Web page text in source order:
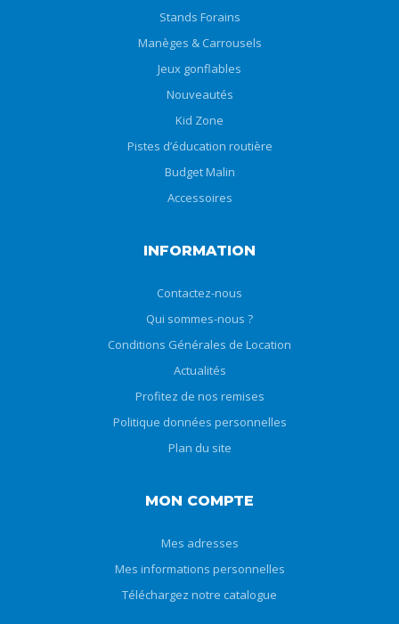
Stands Forains
Manèges & Carrousels
Jeux gonflables
Nouveautés
Kid Zone
Pistes d’éducation routière
Budget Malin
Accessoires
INFORMATION
Contactez-nous
Qui sommes-nous ?
Conditions Générales de Location
Actualités
Profitez de nos remises
Politique données personnelles
Plan du site
MON COMPTE
Mes adresses
Mes informations personnelles
Téléchargez notre catalogue